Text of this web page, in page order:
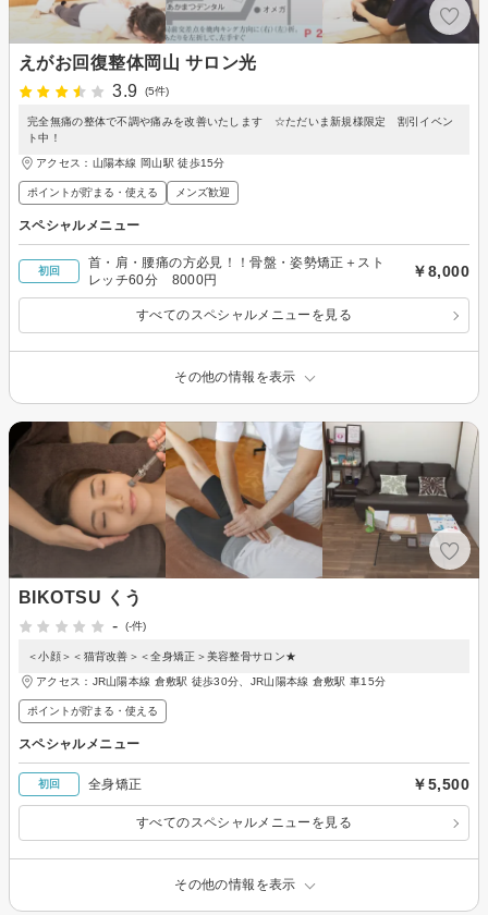
えがお回復整体岡山 サロン光
3.9
(5件)
完全無痛の整体で不調や痛みを改善いたします ☆ただいま新規様限定 割引イベン
ト中！
アクセス：山陽本線 岡山駅 徒歩15分
ポイントが貯まる・使える メンズ歓迎
スペシャルメニュー
初回
首・肩・腰痛の方必見！！骨盤・姿勢矯正＋スト
レッチ60分 8000円
￥8,000
すべてのスペシャルメニューを見る
その他の情報を表示
BIKOTSU くう
-
(-件)
＜小顔＞＜猫背改善＞＜全身矯正＞美容整骨サロン★
アクセス：JR山陽本線 倉敷駅 徒歩30分、JR山陽本線 倉敷駅 車15分
ポイントが貯まる・使える
スペシャルメニュー
初回 全身矯正 ￥5,500
すべてのスペシャルメニューを見る
その他の情報を表示